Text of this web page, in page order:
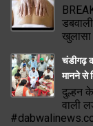
खुलासा
चंडीगढ़
मानने से
दुल्हन
वाली